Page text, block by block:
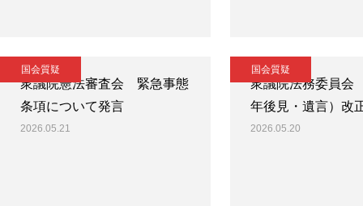
国会質疑
衆議院憲法審査会 緊急事態
条項について発言
2026.05.21
国会質疑
衆議院法務委員
年後見・遺言）改
2026.05.20